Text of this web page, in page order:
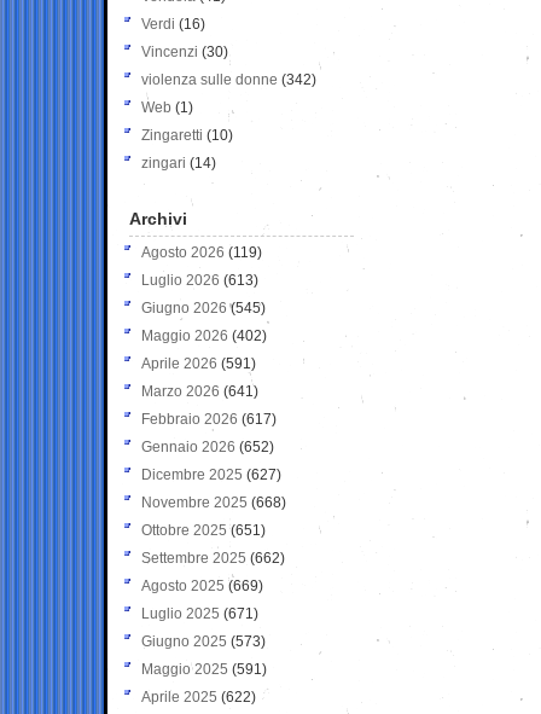
Verdi (16)
Vincenzi (30)
violenza sulle donne (342)
Web (1)
Zingaretti (10)
zingari (14)
Archivi
Agosto 2026 (119)
Luglio 2026 (613)
Giugno 2026 (545)
Maggio 2026 (402)
Aprile 2026 (591)
Marzo 2026 (641)
Febbraio 2026 (617)
Gennaio 2026 (652)
Dicembre 2025 (627)
Novembre 2025 (668)
Ottobre 2025 (651)
Settembre 2025 (662)
Agosto 2025 (669)
Luglio 2025 (671)
Giugno 2025 (573)
Maggio 2025 (591)
Aprile 2025 (622)